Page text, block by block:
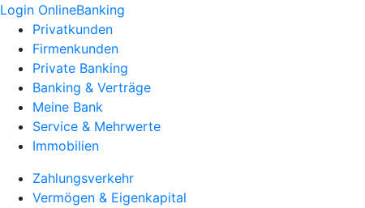
Login OnlineBanking
Privatkunden
Firmenkunden
Private Banking
Banking & Verträge
Meine Bank
Service & Mehrwerte
Immobilien
Zahlungsverkehr
Vermögen & Eigenkapital